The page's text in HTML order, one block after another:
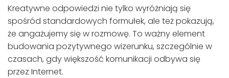
Kreatywne odpowiedzi nie tylko wyróżniają się
spośród standardowych formułek, ale też pokazują,
że angażujemy się w rozmowę. To ważny element
budowania pozytywnego wizerunku, szczególnie w
czasach, gdy większość komunikacji odbywa się
przez Internet.